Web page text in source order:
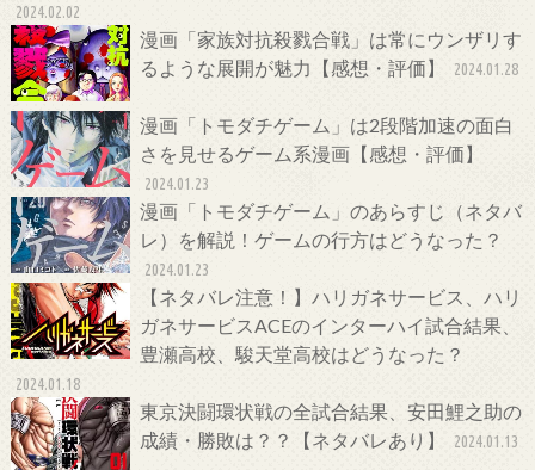
2024.02.02
漫画「家族対抗殺戮合戦」は常にウンザリす
るような展開が魅力【感想・評価】
2024.01.28
漫画「トモダチゲーム」は2段階加速の面白
さを見せるゲーム系漫画【感想・評価】
2024.01.23
漫画「トモダチゲーム」のあらすじ（ネタバ
レ）を解説！ゲームの行方はどうなった？
2024.01.23
【ネタバレ注意！】ハリガネサービス、ハリ
ガネサービスACEのインターハイ試合結果、
豊瀬高校、駿天堂高校はどうなった？
2024.01.18
東京決闘環状戦の全試合結果、安田鯉之助の
成績・勝敗は？？【ネタバレあり】
2024.01.13